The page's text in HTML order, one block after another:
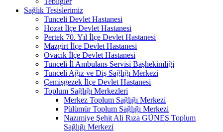
Sağlık Tesislerimiz
Tunceli Devlet Hastanesi
Hozat İlçe Devlet Hastanesi
Pertek 70. Yıl İlçe Devlet Hastanesi
Mazgirt İlçe Devlet Hastanesi
Ovacık İlçe Devlet Hastanesi
Tunceli İl Ambulans Servisi Başhekimliği
Tunceli Ağız ve Diş Sağlığı Merkezi
Çemişgezek İlçe Devlet Hastanesi
Toplum Sağlığı Merkezleri
Merkez Toplum Sağlığı Merkezi
Pülümür Toplum Sağlığı Merkezi
Nazımiye Şehit Ali Rıza GÜNEŞ Toplum
Sağlığı Merkezi